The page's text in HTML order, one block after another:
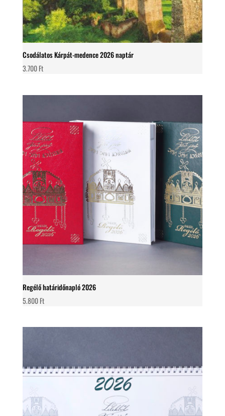
Csodálatos Kárpát-medence 2026 naptár
3.700Ft
Regélő határidőnapló 2026
5.800Ft